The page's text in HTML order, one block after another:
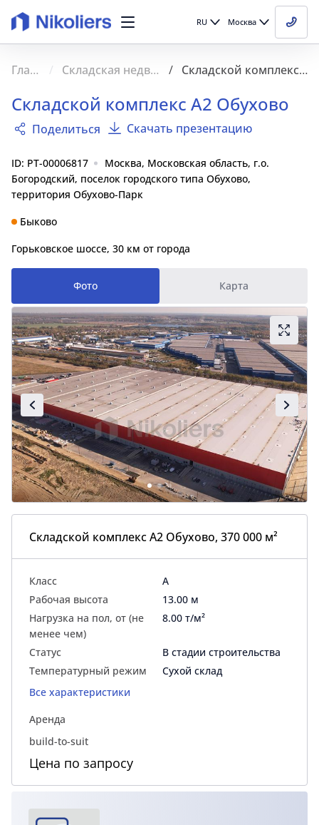
RU Москва
Главная Складская недвижимость Складской комплекс А2 Обухово
Складской комплекс А2 Обухово
Поделиться Скачать презентацию
ID: PT-00006817
Москва, Московская область, г.о.
Богородский, поселок городского типа Обухово,
территория Обухово-Парк
Быково
Горьковское шоссе, 30 км от города
Фото Карта
Складской комплекс А2 Обухово, 370 000 м²
Класс
A
Рабочая высота
13.00 м
Нагрузка на пол, от (не
менее чем)
8.00 т/м²
Статус
В стадии строительства
Температурный режим
Сухой склад
Все характеристики
Аренда
build-to-suit
Цена по запросу